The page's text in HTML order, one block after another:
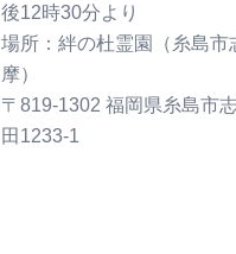
後12時30分より
場所：絆の杜霊園（糸島市
摩）
〒819-1302 福岡県糸島市
田1233-1